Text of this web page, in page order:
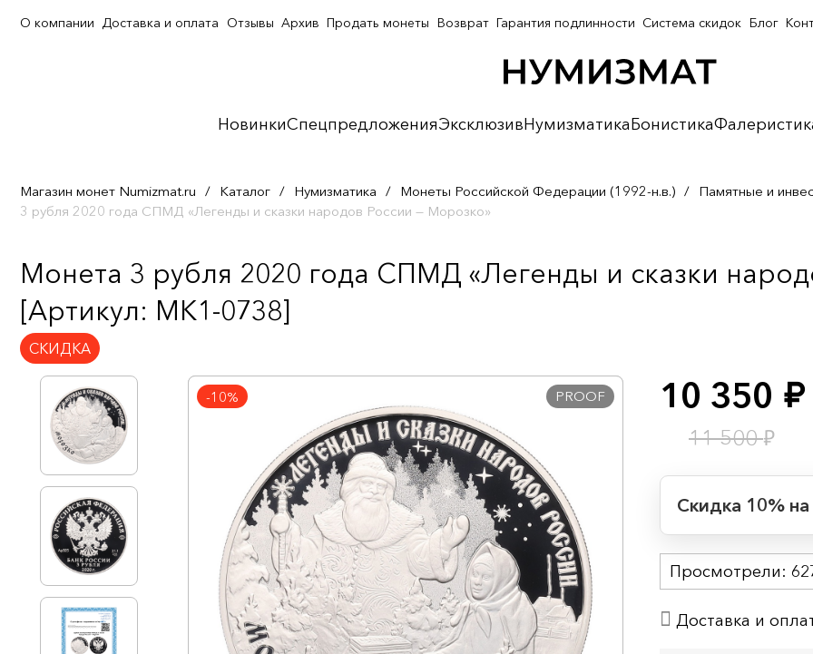
НовинкиСпецпредложенияЭксклюзивНумизматикаБонистика
О компании Доставка и оплата Отзывы Архив Продать монеты Возврат Гарантия подлинности Система скидок Блог
Магазин монет Numizmat.ru / Каталог / Нумизматика / Монеты Российской Федерации (1992-н.в.) / Памятные и
3 рубля 2020 года СПМД «Легенды и сказки народов России — Морозко»
Монета 3 рубля 2020 года СПМД «Легенды и сказки
[Артикул: MK1-0738]
СКИДКА
-10% PROOF 10 350 руб.
11 500₽
Скидка 10%
Начало:
Окончание:
Просмотрели:
Доставка и